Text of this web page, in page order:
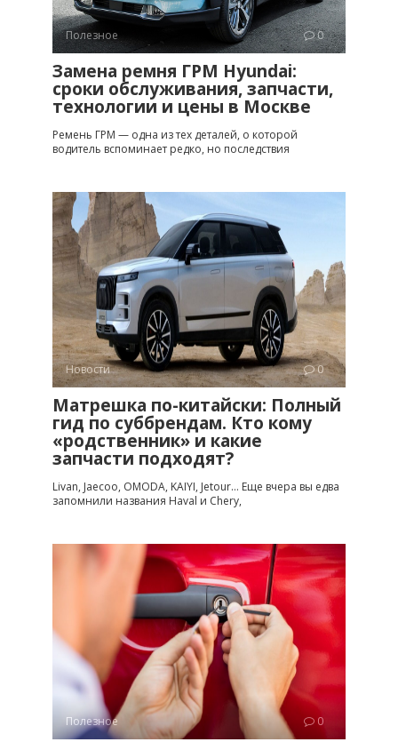
Полезное 0
Замена ремня ГРМ Hyundai:
сроки обслуживания, запчасти,
технологии и цены в Москве
Ремень ГРМ — одна из тех деталей, о которой
водитель вспоминает редко, но последствия
Новости 0
Матрешка по-китайски: Полный
гид по суббрендам. Кто кому
«родственник» и какие
запчасти подходят?
Livan, Jaecoo, OMODA, KAIYI, Jetour… Еще вчера вы едва
запомнили названия Haval и Chery,
Полезное 0